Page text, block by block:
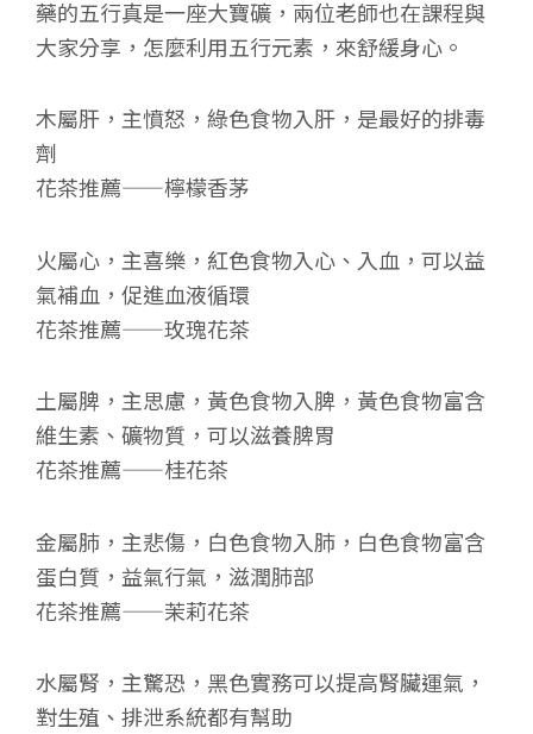
藥的五行真是一座大寶礦，兩位老師也在課程與
大家分享，怎麼利用五行元素，來舒緩身心。
木屬肝，主憤怒，綠色食物入肝，是最好的排毒
劑
花茶推薦——檸檬香茅
火屬心，主喜樂，紅色食物入心、入血，可以益
氣補血，促進血液循環
花茶推薦——玫瑰花茶
土屬脾，主思慮，黃色食物入脾，黃色食物富含
維生素、礦物質，可以滋養脾胃
花茶推薦——桂花茶
金屬肺，主悲傷，白色食物入肺，白色食物富含
蛋白質，益氣行氣，滋潤肺部
花茶推薦——茉莉花茶
水屬腎，主驚恐，黑色實務可以提高腎臟運氣，
對生殖、排泄系統都有幫助